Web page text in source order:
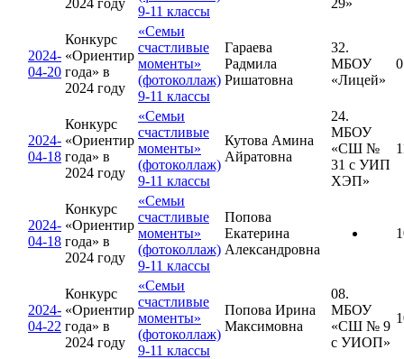
2024 году
9-11 классы
29»
2024-
04-20
Конкурс
«Ориентир
года» в
2024 году
«Семьи
счастливые
моменты»
(фотоколлаж)
9-11 классы
Гараева
Радмила
Ришатовна
32.
МБОУ
«Лицей»
0
2024-
04-18
Конкурс
«Ориентир
года» в
2024 году
«Семьи
счастливые
моменты»
(фотоколлаж)
9-11 классы
Кутова Амина
Айратовна
24.
МБОУ
«СШ №
31 с УИП
ХЭП»
2024-
04-18
Конкурс
«Ориентир
года» в
2024 году
«Семьи
счастливые
моменты»
(фотоколлаж)
9-11 классы
Попова
Екатерина
Александровна
2024-
04-22
Конкурс
«Ориентир
года» в
2024 году
«Семьи
счастливые
моменты»
(фотоколлаж)
9-11 классы
Попова Ирина
Максимовна
08.
МБОУ
«СШ № 9
с УИОП»